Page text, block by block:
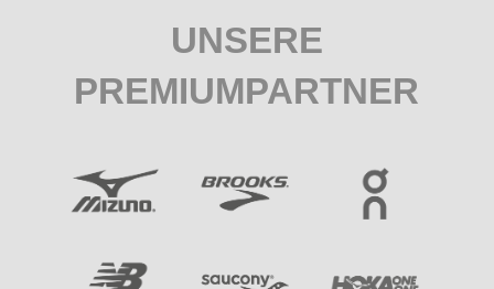
UNSERE
PREMIUMPARTNER